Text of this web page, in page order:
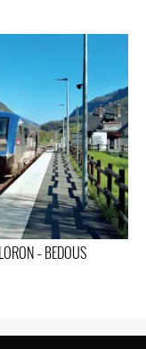
– BEDOUS